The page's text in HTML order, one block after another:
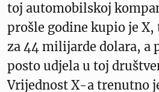
toj automobilskoj
prošle godine kupio je X,
za 44 milijarde dolara, a
posto udjela u toj
Vrijednost X-a trenutno